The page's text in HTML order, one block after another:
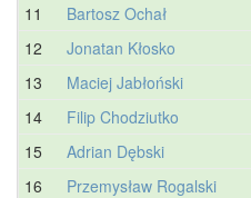
11 Bartosz Ochał
12 Jonatan Kłosko
13 Maciej Jabłoński
14 Filip Chodziutko
15 Adrian Dębski
16 Przemysław Rogalski